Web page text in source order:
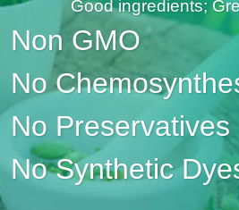
Good ingredients;
Non GMO
No
No Preservatives
No Synthetic